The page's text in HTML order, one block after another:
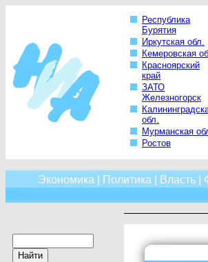
Республика
Бурятия
Иркутская обл.
Кемеровская
Красноярский
край
ЗАТО
Железногорск
обл.
Мурманская
Ростов
Экономика Политика Власть